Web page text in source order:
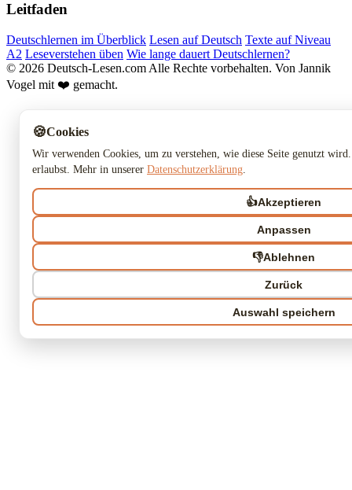
Leitfaden
Deutschlernen im Überblick Lesen auf Deutsch Texte auf Niveau
A2 Leseverstehen üben Wie lange dauert Deutschlernen?
© 2026 Deutsch-Lesen.com Alle Rechte vorbehalten. Von Jannik
Vogel mit ❤️ gemacht.
🍪Cookies
Wir verwenden Cookies, um zu verstehen, wie diese Seite genutzt
erlaubst. Mehr in unserer Datenschutzerklärung
👍Akzeptieren
Anpassen
👎Ablehnen
Zurück
Auswahl speichern